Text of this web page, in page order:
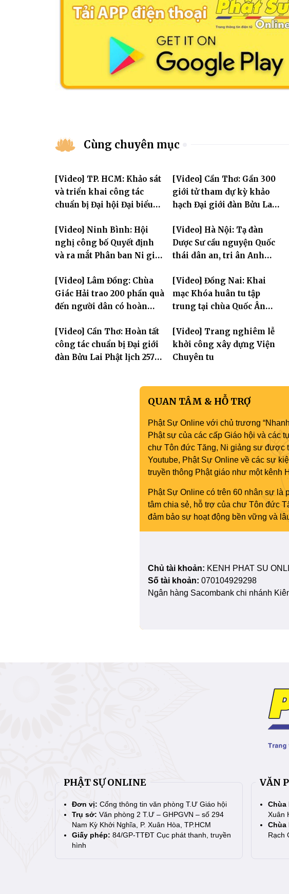
Cùng chuyên mục
[Video] TP. HCM: Khảo sát
và triển khai công tác
chuẩn bị Đại hội Đại biểu
thứ X, nhiệm kỳ 2026-2031
[Video] Cần Thơ: Gần 300
giới tử tham dự kỳ khảo
hạch Đại giới đàn Bửu Lai
[Video] Ninh Bình: Hội
nghị công bố Quyết định
và ra mắt Phân ban Ni giới
[Video] Hà Nội: Tạ đàn
Dược Sư cầu nguyện Quốc
thái dân an, tri ân Anh
[Video] Lâm Đồng: Chùa
Giác Hải trao 200 phần quà
đến người dân có hoàn
Dương
[Video] Đồng Nai: Khai
mạc Khóa huân tu tập
trung tại chùa Quốc Ân
[Video] Cần Thơ: Hoàn tất
công tác chuẩn bị Đại giới
đàn Bửu Lai Phật lịch 2570,
[Video] Trang nghiêm lễ
khởi công xây dựng Viện
Chuyên tu
QUAN TÂM & HỖ TRỢ
Phật Sự Online với chủ trương
Phật sự của các cấp Giáo hội và các
chư Tôn đức Tăng, Ni giảng sư được
Youtube, Phật Sự Online về các sự
truyền thông Phật giáo như một kênh
Phật Sự Online có trên 60 nhân sự là
tâm chia sẻ, hỗ trợ của chư Tôn đức
đảm bảo sự hoạt động bền vững và
Chủ tài khoản: KENH PHAT SU
Số tài khoản: 070104929298
Ngân hàng Sacombank chi nhánh
PHẬT SỰ ONLINE
Đơn vị: Cổng thông tin văn phòng T.Ư Giáo hội
Trụ sở: Văn phòng 2 T.Ư – GHPGVN – số 294
Nam Kỳ Khởi Nghĩa, P. Xuân Hòa, TP.HCM
Giấy phép: 84/GP-TTĐT Cục phát thanh, truyền
hình
VĂN
Chùa
Xuân
Chùa
Rạch